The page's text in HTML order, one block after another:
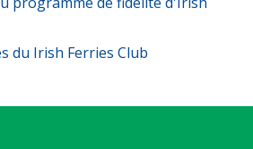
du Irish Ferries Club